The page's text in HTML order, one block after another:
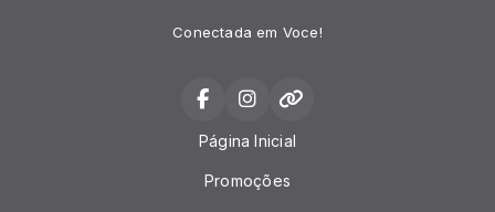
Conectada em Voce!
Página Inicial
Promoções